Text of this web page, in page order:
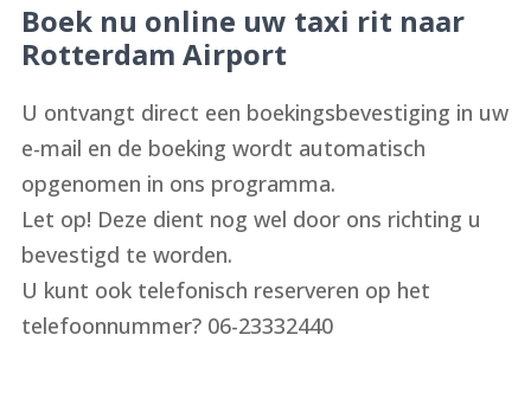
Boek nu online uw taxi rit naar
Rotterdam Airport
U ontvangt direct een boekingsbevestiging in uw
e-mail en de boeking wordt automatisch
opgenomen in ons programma.
Let op! Deze dient nog wel door ons richting u
bevestigd te worden.
U kunt ook telefonisch reserveren op het
telefoonnummer? 06-23332440